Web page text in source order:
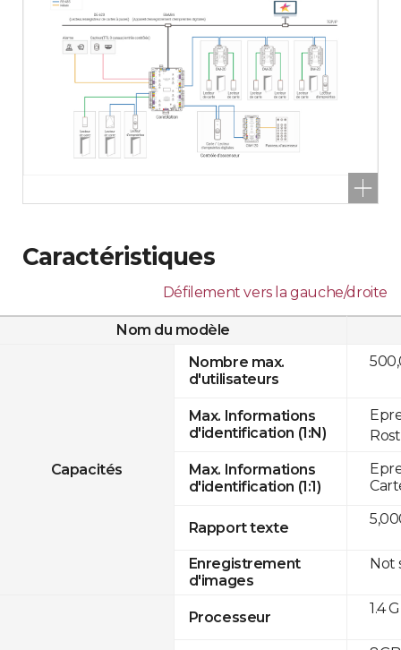
Caractéristiques
Défilement vers la gauche/droite
Nom du modèle
Capacités
Nombre max.
d'utilisateurs
Max. Informations
d'identification (1:N)
Max. Informations
d'identification (1:1)
Rapport texte
Enregistrement
d'images
Processeur
Not
1.4